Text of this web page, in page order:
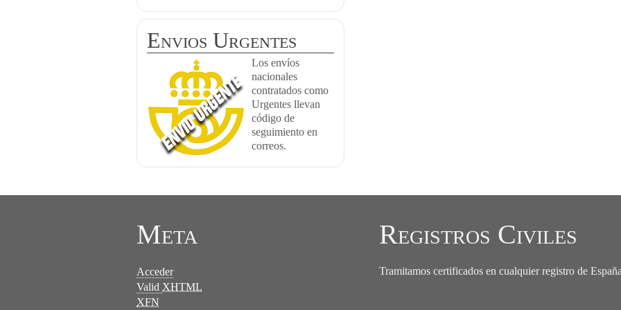
Envios Urgentes
Los envíos
nacionales
contratados como
Urgentes llevan
código de
seguimiento en
correos.
Meta
Acceder
Valid XHTML
XFN
Registros Civiles
Tramitamos certificados en cualquier registro de